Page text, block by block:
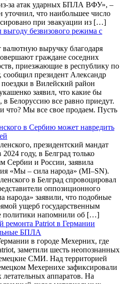
из-за атак ударных БПЛА ВФУ», –
что наибольшее число
при эвакуации из […]
безвизового режима с
валютную выручку благодаря
граждане соседних
приезжающие в республику по
сообщил президент Александр
в Вилейский район
заявил, что какие бы
Белоруссию все равно приедут.
что? Мы все свое продаем. Пусть
в Сербию может навредить
президентский мандат
году, в Белград только
Сербии и России, заявила
«Мы – сила народа» (MI–SN).
в Белград спровоцировал
оппозиционного
народа» заявили, что подобные
ущерб государственным
политики напомнили об […]
ремонта Patriot в Германии
БПЛА
в городе Мехерних, где
заметили шесть неопознанных
СМИ. Над территорией
Мехернихе зафиксировали
аппаратов. На